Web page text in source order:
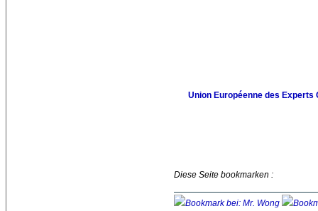
Union Européenne des
Diese Seite bookmarken :